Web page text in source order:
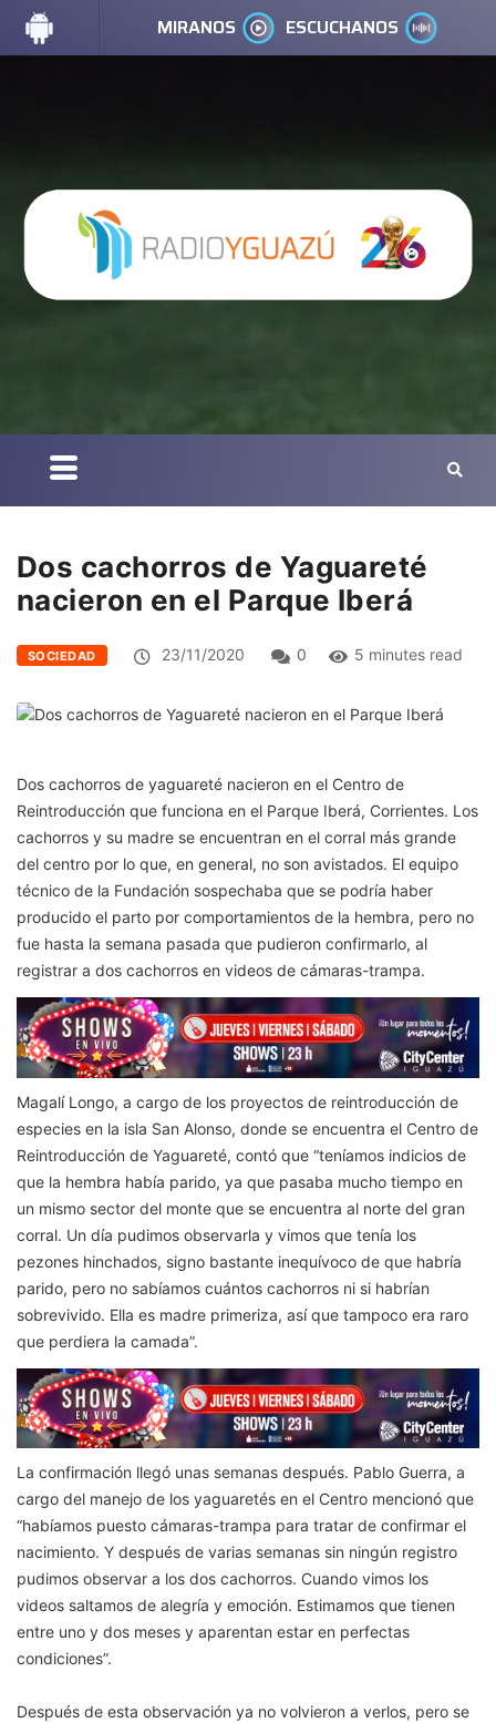
MIRANOS ESCUCHANOS
Dos cachorros de Yaguareté
nacieron en el Parque Iberá
SOCIEDAD 23/11/2020 0 5 minutes read
Dos cachorros de yaguareté nacieron en el Centro de
Reintroducción que funciona en el Parque Iberá, Corrientes. Los
cachorros y su madre se encuentran en el corral más grande
del centro por lo que, en general, no son avistados. El equipo
técnico de la Fundación sospechaba que se podría haber
producido el parto por comportamientos de la hembra, pero no
fue hasta la semana pasada que pudieron confirmarlo, al
registrar a dos cachorros en videos de cámaras-trampa.
Magalí Longo, a cargo de los proyectos de reintroducción de
especies en la isla San Alonso, donde se encuentra el Centro de
Reintroducción de Yaguareté, contó que “teníamos indicios de
que la hembra había parido, ya que pasaba mucho tiempo en
un mismo sector del monte que se encuentra al norte del gran
corral. Un día pudimos observarla y vimos que tenía los
pezones hinchados, signo bastante inequívoco de que habría
parido, pero no sabíamos cuántos cachorros ni si habrían
sobrevivido. Ella es madre primeriza, así que tampoco era raro
que perdiera la camada”.
La confirmación llegó unas semanas después. Pablo Guerra, a
cargo del manejo de los yaguaretés en el Centro mencionó que
“habíamos puesto cámaras-trampa para tratar de confirmar el
nacimiento. Y después de varias semanas sin ningún registro
pudimos observar a los dos cachorros. Cuando vimos los
videos saltamos de alegría y emoción. Estimamos que tienen
entre uno y dos meses y aparentan estar en perfectas
condiciones”.
Después de esta observación ya no volvieron a verlos, pero se